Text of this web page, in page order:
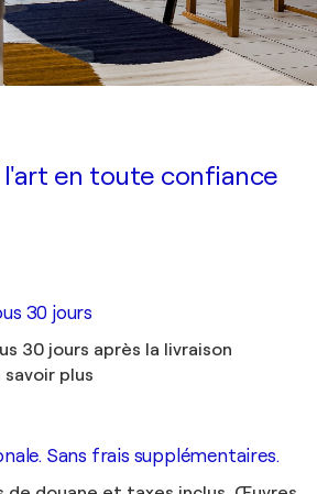
en toute confiance
30 jours
30 jours après la livraison
savoir plus
Sans frais supplémentaires.